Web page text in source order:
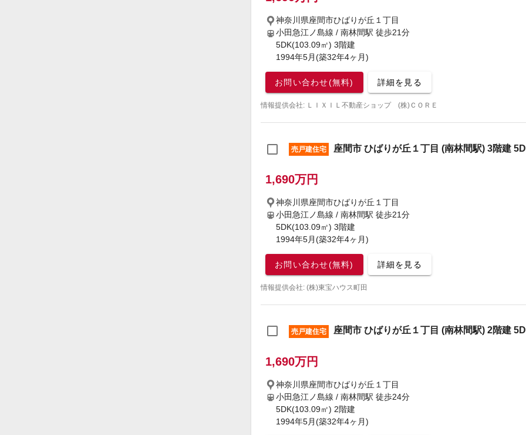
神奈川県座間市ひばりが丘１丁目
小田急江ノ島線 / 南林間駅 徒歩21分
5DK(103.09㎡) 3階建
1994年5月(築32年4ヶ月)
お問い合わせ(無料) 詳細を見る
情報提供会社: ＬＩＸＩＬ不動産ショップ (株)ＣＯＲＥ
売戸建住宅 座間市 ひばりが丘１丁目 (南林間駅) 3階建
1,690万円
神奈川県座間市ひばりが丘１丁目
小田急江ノ島線 / 南林間駅 徒歩21分
5DK(103.09㎡) 3階建
1994年5月(築32年4ヶ月)
お問い合わせ(無料) 詳細を見る
情報提供会社: (株)東宝ハウス町田
売戸建住宅 座間市 ひばりが丘１丁目 (南林間駅) 2階建
1,690万円
神奈川県座間市ひばりが丘１丁目
小田急江ノ島線 / 南林間駅 徒歩24分
5DK(103.09㎡) 2階建
1994年5月(築32年4ヶ月)